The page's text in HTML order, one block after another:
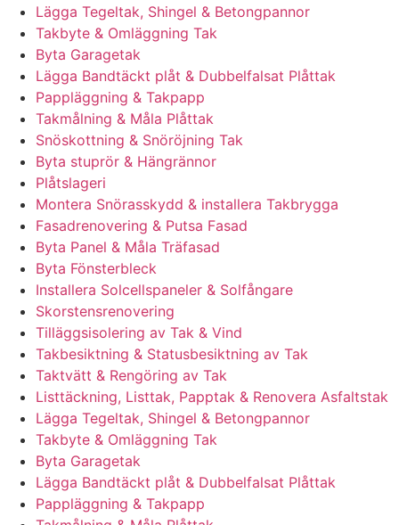
Lägga Tegeltak, Shingel & Betongpannor
Takbyte & Omläggning Tak
Byta Garagetak
Lägga Bandtäckt plåt & Dubbelfalsat Plåttak
Pappläggning & Takpapp
Takmålning & Måla Plåttak
Snöskottning & Snöröjning Tak
Byta stuprör & Hängrännor
Plåtslageri
Montera Snörasskydd & installera Takbrygga
Fasadrenovering & Putsa Fasad
Byta Panel & Måla Träfasad
Byta Fönsterbleck
Installera Solcellspaneler & Solfångare
Skorstensrenovering
Tilläggsisolering av Tak & Vind
Takbesiktning & Statusbesiktning av Tak
Taktvätt & Rengöring av Tak
Listtäckning, Listtak, Papptak & Renovera Asfaltstak
Lägga Tegeltak, Shingel & Betongpannor
Takbyte & Omläggning Tak
Byta Garagetak
Lägga Bandtäckt plåt & Dubbelfalsat Plåttak
Pappläggning & Takpapp